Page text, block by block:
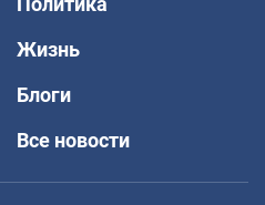
Жизнь
Блоги
Все новости